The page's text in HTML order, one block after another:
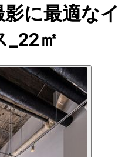
に最適なイ
_22㎡